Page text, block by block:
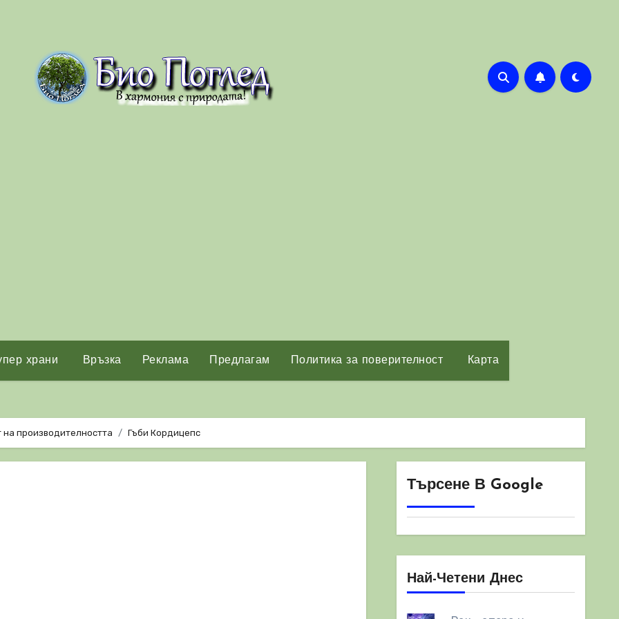
храни Връзка Реклама Предлагам Политика за поверителност Карта
производителността Гъби Кордицепс
Търсене В Google
Най-Четени Днес